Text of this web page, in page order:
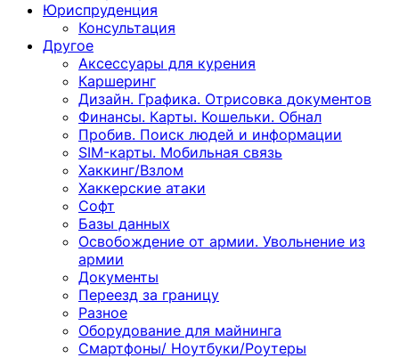
Юриспруденция
Консультация
Другoе
Аксессуары для курения
Каршеринг
Дизайн. Графика. Отрисовка документов
Финансы. Карты. Кошельки. Обнал
Пробив. Поиск людей и информации
SIM-карты. Мобильная связь
Хаккинг/Взлом
Хаккерские атаки
Софт
Базы данных
Освобождение от армии. Увольнение из
армии
Документы
Переезд за границу
Разное
Оборудование для майнинга
Смартфоны/ Ноутбуки/Роутеры